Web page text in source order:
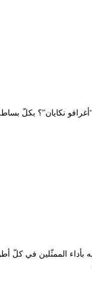
نكايان”؟ بكلّ
بأداء الممثّلين في